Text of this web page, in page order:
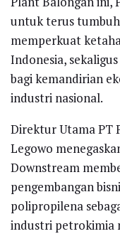
untuk terus
memperkuat
Indonesia,
bagi kemandirian
industri nasional.
Direktur Utama PT
Legowo
Downstream
pengembangan
polipropilena
industri petrokimia